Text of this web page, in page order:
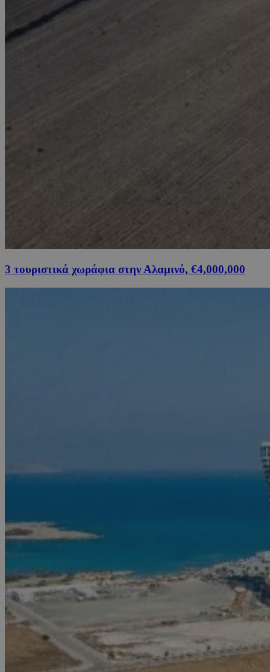
3 τουριστικά χωράφια στην Αλαμινό, €4,000,000